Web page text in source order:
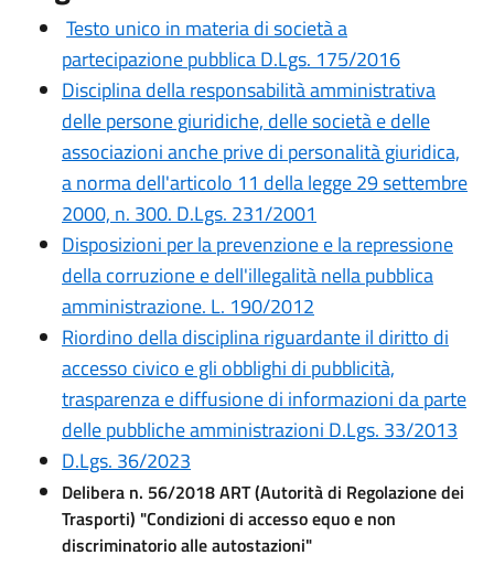
Testo unico in materia di società a
partecipazione pubblica D.Lgs. 175/2016
Disciplina della responsabilità amministrativa
delle persone giuridiche, delle società e delle
associazioni anche prive di personalità giuridica,
a norma dell'articolo 11 della legge 29 settembre
2000, n. 300. D.Lgs. 231/2001
Disposizioni per la prevenzione e la repressione
della corruzione e dell'illegalità nella pubblica
amministrazione. L. 190/2012
Riordino della disciplina riguardante il diritto di
accesso civico e gli obblighi di pubblicità,
trasparenza e diffusione di informazioni da parte
delle pubbliche amministrazioni D.Lgs. 33/2013
D.Lgs. 36/2023
Delibera n. 56/2018 ART (Autorità di Regolazione dei
Trasporti) "Condizioni di accesso equo e non
discriminatorio alle autostazioni"